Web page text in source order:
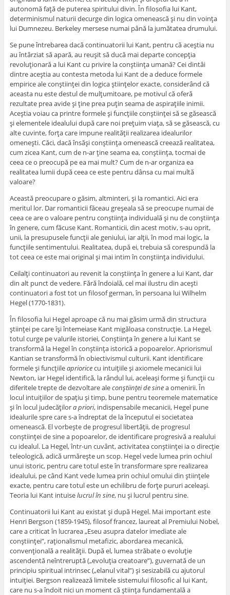
autonomă faţă de puterea spiritului divin. În filosofia lui Kant,
determinismul naturii decurge din logica omenească şi nu din voinţa
lui Dumnezeu. Berkeley mersese numai până la jumătatea drumului.
Se pune întrebarea dacă continuatorii lui Kant, pentru că aceştia nu
au întârziat să apară, au reuşit să ducă mai departe concepţia
revoluţionară a lui Kant cu privire la conştiinţa umană? Cei dintâi
dintre aceştia au contesta metoda lui Kant de a deduce formele
empirice ale conştiinţei din logica ştiinţelor exacte, considerând că
aceasta nu este destul de mulţumitoare, pe motivul că oferă
rezultate prea avide şi ţine prea puţin seama de aspiraţiile inimii.
Aceştia voiau ca printre formele şi funcţiile conştiinţei să se găsească
şi elementele idealului după care noi preţuim viaţa, să se găsească, cu
alte cuvinte, forţa care impune realităţii realizarea idealurilor
omeneşti. Căci, dacă însăşi conştiinţa omenească creează realitatea,
cum zicea Kant, cum de n-ar ţine seama ea, conştiinţa, tocmai de
ceea ce o preocupă pe ea mai mult? Cum de n-ar organiza ea
realitatea lumii după ceea ce este pentru dânsa cu mai multă
valoare?
Această preocupare o găsim, altminteri, şi la romantici. Aici era
meritul lor. Dar romanticii făceau greşeala să se preocupe numai de
ceea ce are o valoare pentru conştiinţa individuală şi nu de conştiinţa
în genere, cum făcuse Kant. Romanticii, din acest motiv, s-au oprit,
unii, la presupusele funcţii ale geniului, iar alţii, în mod mai logic, la
funcţiile sentimentului. Realitatea, după ei, trebuia să corespundă la
tot ceea ce este mai original şi mai intim în conştiinţa individului.
Ceilalţi continuatori au revenit la conştiinţa în genere a lui Kant, dar
din alt punct de vedere. Fără îndoială, cel mai ilustru din aceşti
continuatori a fost tot un filosof german, în persoana lui Wilhelm
Hegel (1770-1831).
În filosofia lui Hegel aproape că nu mai găsim urmă din structura
ştiinţei pe care îşi întemeiase Kant migăloasa construcţie. La Hegel,
totul curge pe valurile istoriei, Conştiinţa în genere a lui Kant se
transformă la Hegel în conştiinţa istorică a popoarelor. Apriorismul
Kantian se transformă în obiectivismul culturii. Kant identificare
formele şi funcţiileaprioricecu intuiţiile şi axiomele mecanicii lui
Newton, iar Hegel identifică, la rândul lui, aceleaşi forme şi funcţii cu
diferitele trepte de dezvoltare aleconştiinţei de sinea omenirii. În
locul intuiţiilor de spaţiu şi timp, bune pentru teoremele matematice
şi în locul judecăţilora priori, indispensabile mecanicii, Hegel pune
idealurile spre care s-a îndreptat de la începutul ei societatea
omenească. El vorbeşte de progresul libertăţii, de progresul
conştiinţei de sine a popoarelor, de identificare progresivă a realului
cu idealul. La Hegel, într-un cuvânt, activitatea conştiinţei ia o direcţie
teleologică, adică urmăreşte un scop. Hegel vede lumea prin ochiul
unui istoric, pentru care totul este în transformare spre realizarea
idealului, pe când Kant vede lumea prin ochiul omului din ştiinţele
exacte, pentru care totul este un echilibru de forţe pururi aceleaşi.
Teoria lui Kant intuiselucrul în sine, nu şi lucrul pentru sine.
Continuatorii lui Kant au existat şi după Hegel. Mai important este
Henri Bergson (1859-1945), filosof francez, laureat al Premiului Nobel,
care a criticat în lucrarea „Eseu asupra datelor imediate ale
conştiinţei”, raţionalismul metafizic, abordarea mecanică,
convenţională a realităţii. După el, lumea străbate o evoluţie
ascendentă neîntreruptă („evoluţia creatoare”), guvernată de un
principiu spiritual intrinsec („elanul vital”) şi sesizabilă cu ajutorul
intuiţiei. Bergson realizează limitele sistemului filosofic al lui Kant,
care nu s-a îndoit nici un moment că ştiinţa fundamentală a